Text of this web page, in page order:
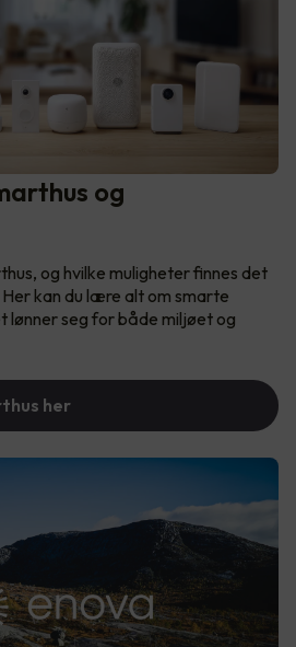
og
og hvilke muligheter finnes det
kan du lære alt om smarte
lønner seg for både miljøet og
her